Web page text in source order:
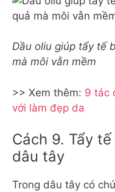
Dầu oliu giúp tẩy tế
mà môi vẫn mềm
>> Xem thêm: 9 tác
với làm đẹp da
Cách 9. Tẩy
dâu tây
Trong dâu tây có